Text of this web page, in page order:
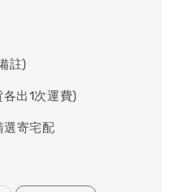
註)
出1次運費)
選寄宅配